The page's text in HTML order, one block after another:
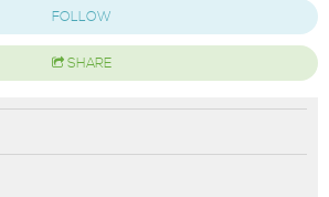
FOLLOW
SHARE